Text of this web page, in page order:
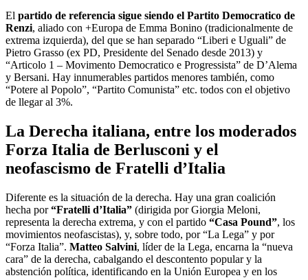
El partido de referencia sigue siendo el Partito Democratico de
Renzi, aliado con +Europa de Emma Bonino (tradicionalmente de
extrema izquierda), del que se han separado “Liberi e Uguali” de
Pietro Grasso (ex PD, Presidente del Senado desde 2013) y
“Articolo 1 – Movimento Democratico e Progressista” de D’Alema
y Bersani. Hay innumerables partidos menores también, como
“Potere al Popolo”, “Partito Comunista” etc. todos con el objetivo
de llegar al 3%.
La Derecha italiana, entre los moderados
Forza Italia de Berlusconi y el
neofascismo de Fratelli d’Italia
Diferente es la situación de la derecha. Hay una gran coalición
hecha por“Fratelli d’Italia” (dirigida por Giorgia Meloni,
representa la derecha extrema, y con el partido “Casa Pound”, los
movimientos neofascistas), y, sobre todo, por “La Lega” y por
“Forza Italia”. Matteo Salvini, líder de la Lega, encarna la “nueva
cara” de la derecha, cabalgando el descontento popular y la
abstención política, identificando en la Unión Europea y en los